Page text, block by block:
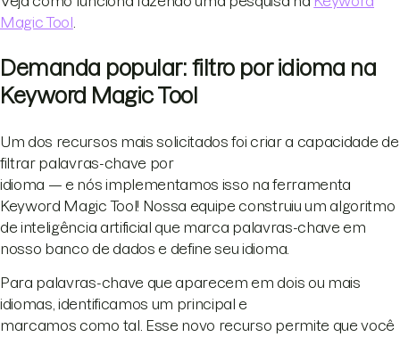
Magic Tool
Demanda popular: filtro por idioma na
Keyword Magic Tool
Um dos recursos mais solicitados foi criar a capacidade de
filtrar palavras-chave por
idioma — e nós implementamos isso na ferramenta
Keyword Magic Tool! Nossa equipe construiu um algoritmo
de inteligência artificial que marca palavras-chave em
nosso banco de dados e define seu idioma.
Para palavras-chave que aparecem em dois ou mais
idiomas, identificamos um principal e
marcamos como tal. Esse novo recurso permite que você